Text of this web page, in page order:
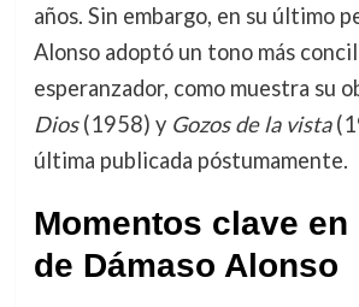
años. Sin embargo, en su último
Alonso adoptó un tono más
esperanzador, como muestra su
Dios(1958) y Gozos de la vista
última publicada póstumamente.
Momentos clave en
de Dámaso Alonso